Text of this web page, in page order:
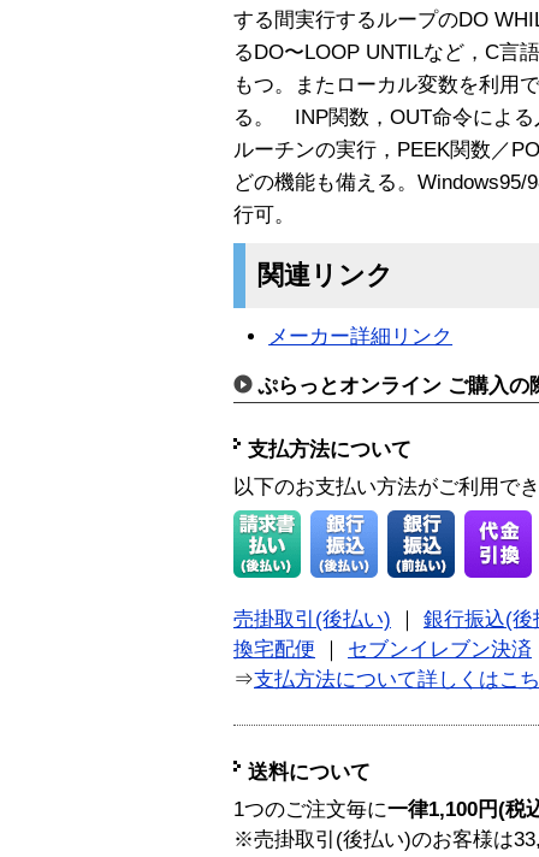
する間実行するループのDO
るDO〜LOOP UNTILなど，C言
もつ。またローカル変数を利用
る。 INP関数，OUT命令によ
ルーチンの実行，PEEK関数／
どの機能も備える。Windows95/
行可。
関連リンク
メーカー詳細リンク
ぷらっとオンライン ご購入の
支払方法について
以下のお支払い方法がご利用で
売掛取引(後払い)
銀行振込(後
換宅配便
セブンイレブン決済
⇒支払方法について詳しくはこ
送料について
1つのご注文毎に一律1,100円(税
※売掛取引(後払い)のお客様は